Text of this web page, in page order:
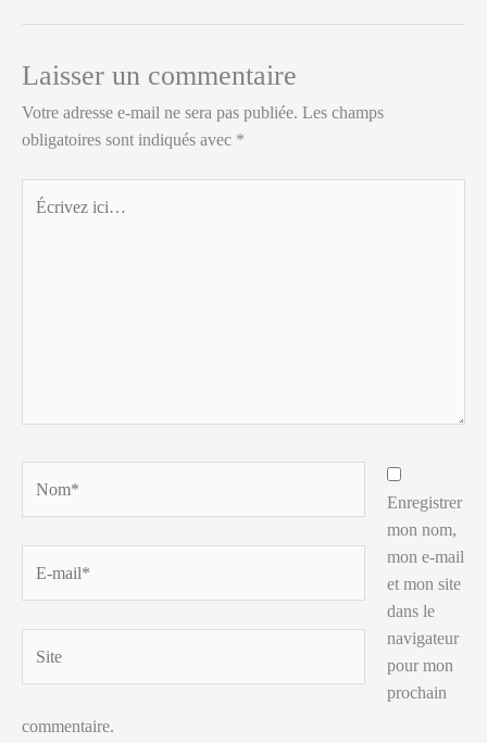
Laisser un commentaire
Votre adresse e-mail ne sera pas publiée. Les champs
obligatoires sont indiqués avec *
ici…
mail*
Enregistrer
mon nom,
mon e-mail
et mon site
dans le
navigateur
pour mon
prochain
commentaire.